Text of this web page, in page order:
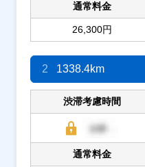
通常料金
26,300円
2 1338.4km
渋滞考慮時間
通常料金